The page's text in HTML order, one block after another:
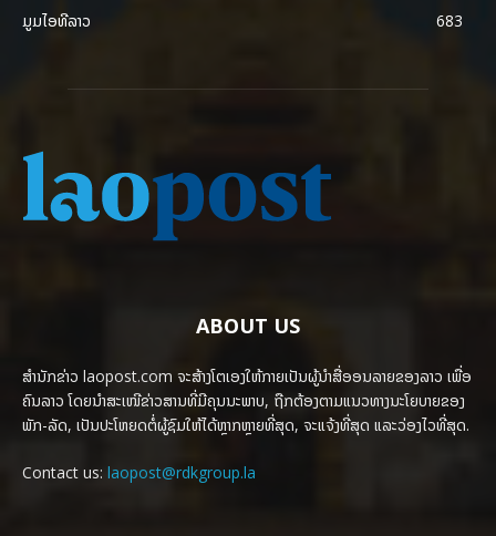
ມູມໄອທີລາວ
683
ABOUT US
ສຳນັກຂ່າວ laopost.com ຈະສ້າງໂຕເອງໃຫ້ກາຍເປັນຜູ້ນຳສື່ອອນລາຍຂອງລາວ ເພື່ອ
ຄົນລາວ ໂດຍນຳສະເໜີຂ່າວສານທີ່ມີຄຸນນະພາບ, ຖືກຕ້ອງຕາມແນວທາງນະໂຍບາຍຂອງ
ພັກ-ລັດ, ເປັນປະໂຫຍດຕໍ່ຜູ້ຊົມໃຫ້ໄດ້ຫຼາກຫຼາຍທີ່ສຸດ, ຈະແຈ້ງທີ່ສຸດ ແລະວ່ອງໄວທີ່ສຸດ.
Contact us: laopost@rdkgroup.la